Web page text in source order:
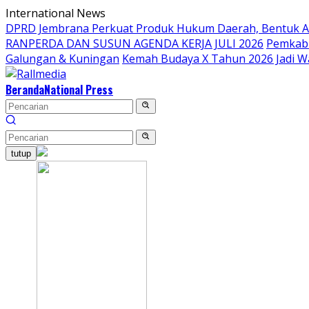
Langsung
ke
konten
International News
DPRD Jembrana Perkuat Produk Hukum Daerah, Bentuk
RANPERDA DAN SUSUN AGENDA KERJA JULI 2026
Galungan & Kuningan Kemah Budaya X Tahun 2026 Jadi
BerandaNational Press
tutup